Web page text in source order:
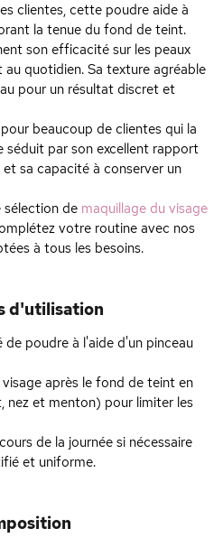
clientes, cette poudre aide à
la tenue du fond de teint.
son efficacité sur les peaux
quotidien. Sa texture agréable
pour un résultat discret et
beaucoup de clientes qui la
séduit par son excellent rapport
sa capacité à conserver un
sélection de maquillage du visage
votre routine avec nos
à tous les besoins.
d'utilisation
poudre à l'aide d'un pinceau
après le fond de teint en
nez et menton) pour limiter les
de la journée si nécessaire
et uniforme.